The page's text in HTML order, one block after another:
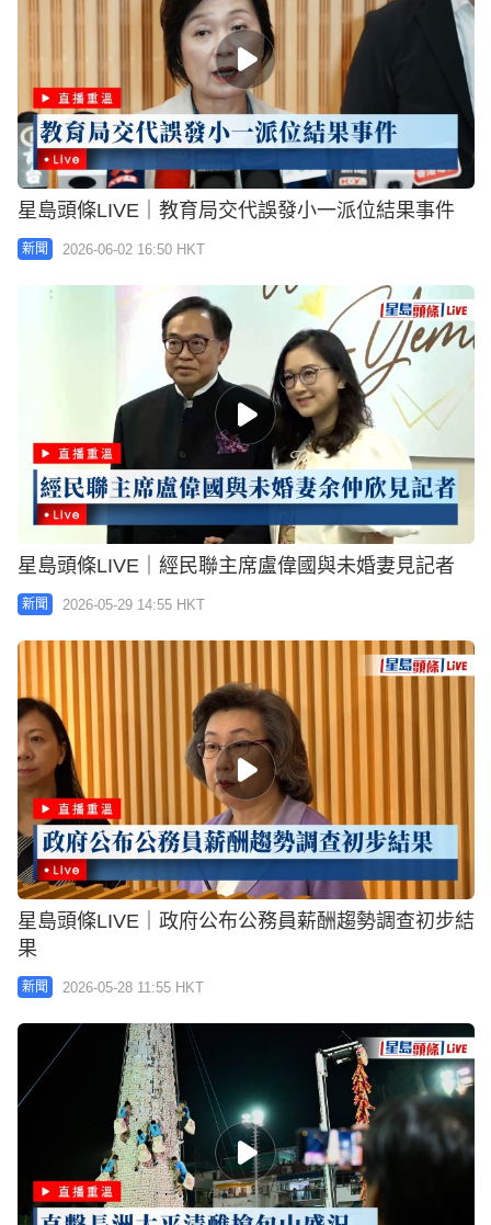
星島頭條LIVE｜教育局交代誤發小一派位結果事件
新聞 2026-06-02 16:50 HKT
星島頭條LIVE｜經民聯主席盧偉國與未婚妻見記者
新聞 2026-05-29 14:55 HKT
星島頭條LIVE｜政府公布公務員薪酬趨勢調查初步結
果
新聞 2026-05-28 11:55 HKT